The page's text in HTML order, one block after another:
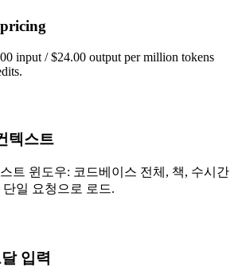
input / $24.00 output per million tokens
텍스트
트 윈도우: 코드베이스 전체, 책, 수시간
일 요청으로 로드.
입력